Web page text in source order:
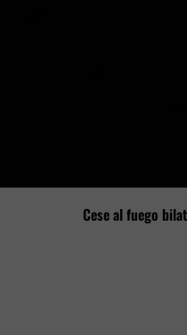
Cese al fuego